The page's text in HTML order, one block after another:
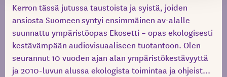
Kerron tässä jutussa taustoista ja syistä, joiden
ansiosta Suomeen syntyi ensimmäinen av-alalle
suunnattu ympäristöopas Ekosetti – opas ekologisesti
kestävämpään audiovisuaaliseen tuotantoon. Olen
seurannut 10 vuoden ajan alan ympäristökestävyyttä
ja 2010-luvun alussa ekologista toimintaa ja ohjeist...